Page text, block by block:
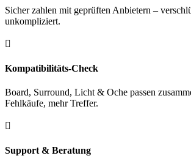
Sicher zahlen mit geprüften Anbietern –
unkompliziert.

Kompatibilitäts-Check
Board, Surround, Licht & Oche passen
Fehlkäufe, mehr Treffer.

Support & Beratung